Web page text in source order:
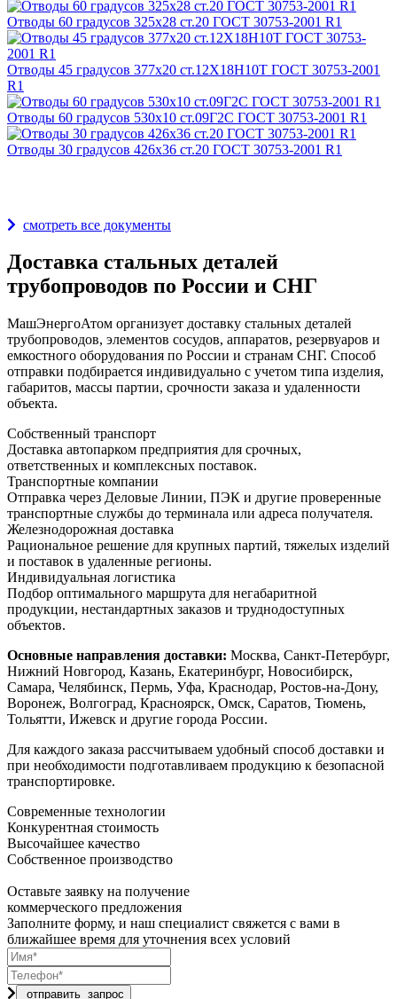
Отводы 60 градусов 325х28 ст.20 ГОСТ 30753-2001 R1
Отводы 45 градусов 377х20 ст.12Х18Н10Т ГОСТ 30753-2001
R1
Отводы 60 градусов 530х10 ст.09Г2С ГОСТ 30753-2001 R1
Отводы 30 градусов 426х36 ст.20 ГОСТ 30753-2001 R1
смотреть все документы
Доставка стальных деталей
трубопроводов по России и СНГ
МашЭнергоАтом организует доставку стальных деталей
трубопроводов, элементов сосудов, аппаратов, резервуаров и
емкостного оборудования по России и странам СНГ. Способ
отправки подбирается индивидуально с учетом типа изделия,
габаритов, массы партии, срочности заказа и удаленности
объекта.
Собственный транспорт
Доставка автопарком предприятия для срочных,
ответственных и комплексных поставок.
Транспортные компании
Отправка через Деловые Линии, ПЭК и другие проверенные
транспортные службы до терминала или адреса получателя.
Железнодорожная доставка
Рациональное решение для крупных партий, тяжелых изделий
и поставок в удаленные регионы.
Индивидуальная логистика
Подбор оптимального маршрута для негабаритной
продукции, нестандартных заказов и труднодоступных
объектов.
Основные направления доставки: Москва, Санкт-Петербург,
Нижний Новгород, Казань, Екатеринбург, Новосибирск,
Самара, Челябинск, Пермь, Уфа, Краснодар, Ростов-на-Дону,
Воронеж, Волгоград, Красноярск, Омск, Саратов, Тюмень,
Тольятти, Ижевск и другие города России.
Для каждого заказа рассчитываем удобный способ доставки и
при необходимости подготавливаем продукцию к безопасной
транспортировке.
Современные технологии
Конкурентная стоимость
Высочайшее качество
Собственное производство
Оставьте заявку на получение
коммерческого предложения
Заполните форму, и наш специалист свяжется с вами в
ближайшее время для уточнения всех условий